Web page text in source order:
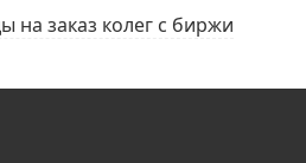
на заказ колег с биржи